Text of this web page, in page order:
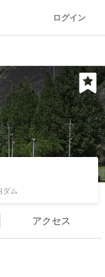
ログイン
ダム
アクセス